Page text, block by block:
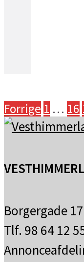
klar
Forrige 1 … 16
Borgergade
Tlf. 98 64 12